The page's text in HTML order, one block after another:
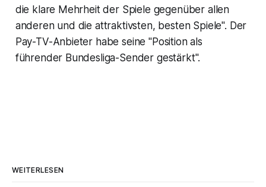
die klare Mehrheit der Spiele gegenüber allen
anderen und die attraktivsten, besten Spiele". Der
Pay-TV-Anbieter habe seine "Position als
führender Bundesliga-Sender gestärkt".
WEITERLESEN